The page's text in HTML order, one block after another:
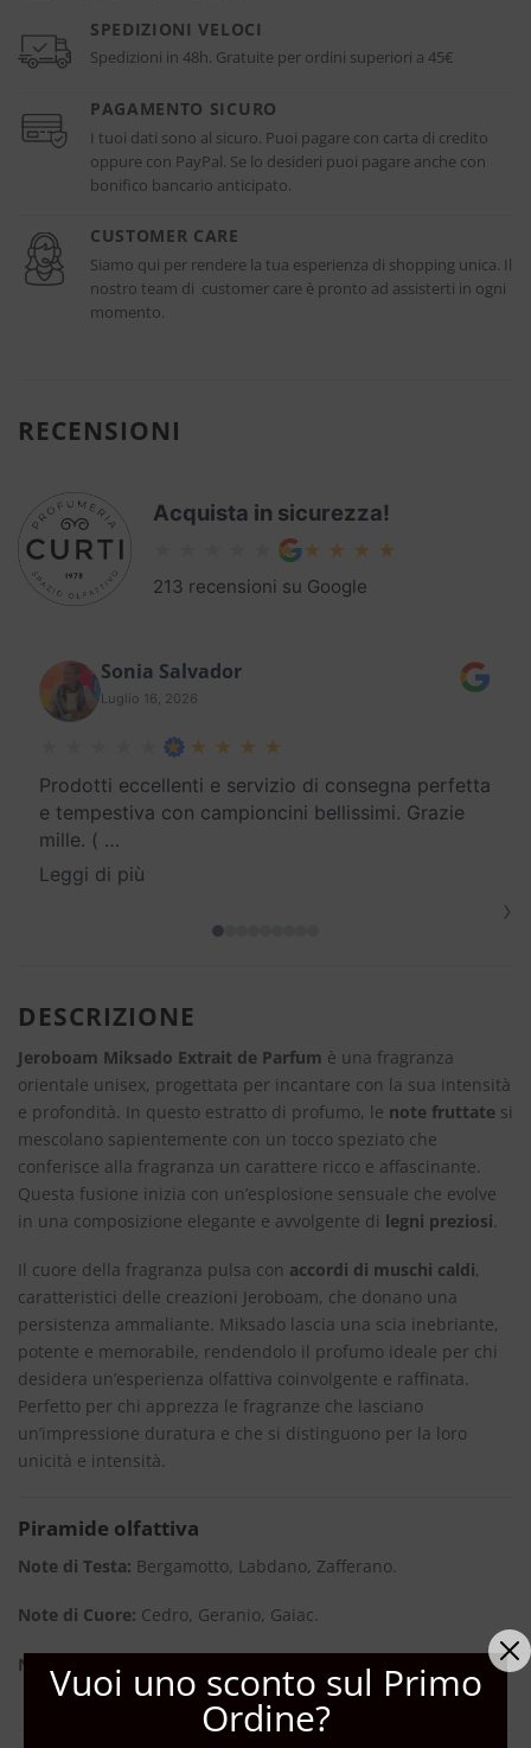
SPEDIZIONI VELOCI
Spedizioni in 48h. Gratuite per ordini superiori a 45€
PAGAMENTO SICURO
I tuoi dati sono al sicuro. Puoi pagare con carta di credito
oppure con PayPal. Se lo desideri puoi pagare anche con
bonifico bancario anticipato.
CUSTOMER CARE
Siamo qui per rendere la tua esperienza di shopping unica. Il
nostro team di customer care è pronto ad assisterti in ogni
momento.
RECENSIONI
Acquista in sicurezza!
213 recensioni su Google
Sonia Salvador
Luglio 16, 2026
Prodotti eccellenti e servizio di consegna perfetta
e tempestiva con campioncini bellissimi. Grazie
mille. ( …
Leggi di più
›
DESCRIZIONE
Jeroboam Miksado Extrait de Parfum è una fragranza
orientale unisex, progettata per incantare con la sua intensità
e profondità. In questo estratto di profumo, le note fruttate si
mescolano sapientemente con un tocco speziato che
conferisce alla fragranza un carattere ricco e affascinante.
Questa fusione inizia con un’esplosione sensuale che evolve
in una composizione elegante e avvolgente di legni preziosi.
Il cuore della fragranza pulsa con accordi di muschi caldi,
caratteristici delle creazioni Jeroboam, che donano una
persistenza ammaliante. Miksado lascia una scia inebriante,
potente e memorabile, rendendolo il profumo ideale per chi
desidera un’esperienza olfattiva coinvolgente e raffinata.
Perfetto per chi apprezza le fragranze che lasciano
un’impressione duratura e che si distinguono per la loro
unicità e intensità.
Piramide olfattiva
Note di Testa: Bergamotto, Labdano, Zafferano.
Note di Cuore: Cedro, Geranio, Gaiac.
Note di Base: Patchouli, Vaniglia, Muschi Enigmatici.
Vuoi uno sconto sul Primo
Ordine?